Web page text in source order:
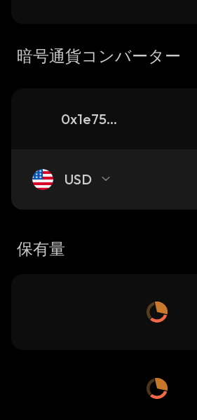
暗号通貨コンバーター
0x1e759ff5ef1c717005ccdfb1e275d6b4221f5234_binance_smart
USD
保有量